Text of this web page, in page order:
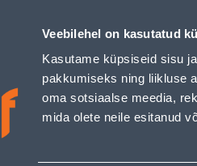
Veebilehel on kasutatud
Kasutame küpsiseid sisu
pakkumiseks ning liikluse
oma sotsiaalse meedia,
mida olete neile esitanud
LAUD, DIIVAN, 2 TOOLI -